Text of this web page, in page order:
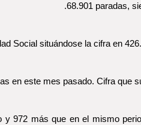
68.901 paradas,
Social situándose la cifra en
en este mes pasado. Cifra que
972 más que en el mismo